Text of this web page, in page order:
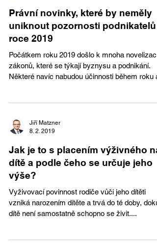
Právní novinky, které by neměly
uniknout pozornosti podnikatelů
roce 2019
Počátkem roku 2019 došlo k mnoha
zákonů, které se týkají byznysu a podnikání.
Některé navíc nabudou účinnosti během roku
Jiří Matzner
8. 2. 2019
Jak je to s placením výživného na
dítě a podle čeho se určuje jeho
výše?
Vyživovací povinnost rodiče vůči jeho dítěti
vzniká narozením dítěte a trvá do té doby, dokud
dítě není samostatně schopno se živit....